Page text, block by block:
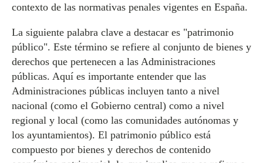
contexto de las normativas penales vigentes en España.
La siguiente palabra clave a destacar es "patrimonio
público". Este término se refiere al conjunto de bienes y
derechos que pertenecen a las Administraciones
públicas. Aquí es importante entender que las
Administraciones públicas incluyen tanto a nivel
nacional (como el Gobierno central) como a nivel
regional y local (como las comunidades autónomas y
los ayuntamientos). El patrimonio público está
compuesto por bienes y derechos de contenido